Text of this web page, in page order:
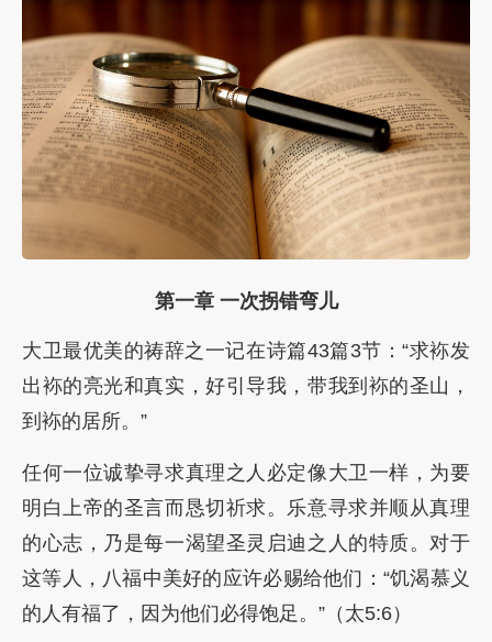
第一章 一次拐错弯儿
大卫最优美的祷辞之一记在诗篇43篇3节：“求袮发
出袮的亮光和真实，好引导我，带我到袮的圣山，
到袮的居所。”
任何一位诚挚寻求真理之人必定像大卫一样，为要
明白上帝的圣言而恳切祈求。乐意寻求并顺从真理
的心志，乃是每一渴望圣灵启迪之人的特质。对于
这等人，八福中美好的应许必赐给他们：“饥渴慕义
的人有福了，因为他们必得饱足。”（太5:6）